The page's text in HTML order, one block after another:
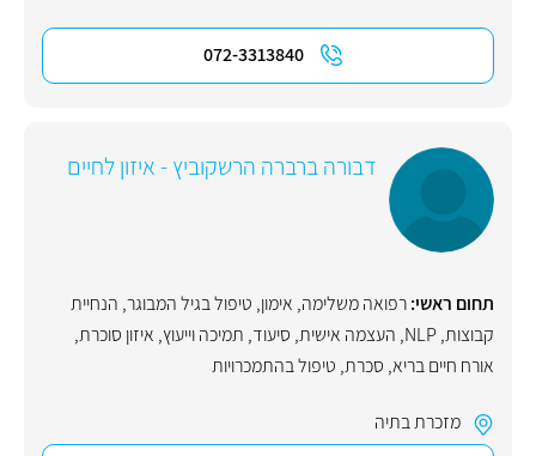
072-3313840
דבורה ברברה הרשקוביץ - איזון לחיים
תחום ראשי:רפואה משלימה, אימון, טיפול בגיל המבוגר, הנחיית
קבוצות,
NLP
, העצמה אישית, סיעוד, תמיכה וייעוץ, איזון סוכרת,
אורח חיים בריא, סכרת, טיפול בהתמכרויות
מזכרת בתיה